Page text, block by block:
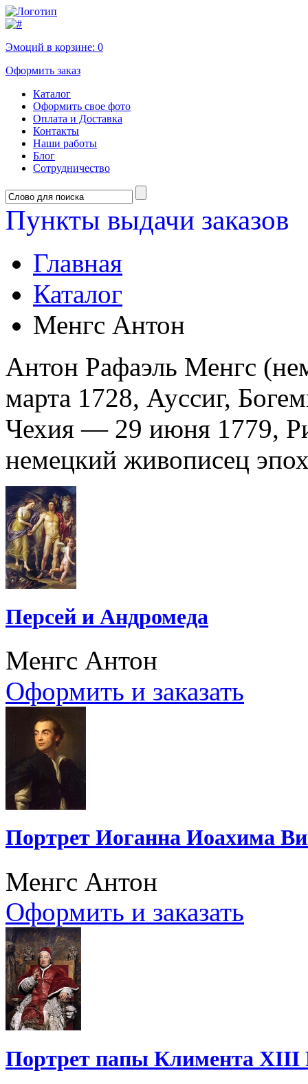
Эмоций в корзине: 0
Оформить заказ
Каталог
Оформить свое фото
Оплата и Доставка
Контакты
Наши работы
Блог
Сотрудничество
Пункты выдачи заказов
Главная
Каталог
Менгс Антон
Антон Рафаэль Менгс
марта 1728, Ауссиг,
Чехия — 29 июня 1779,
немецкий живописец
Персей и Андромеда
Менгс Антон
Оформить и заказать
Портрет Иоганна Иоахима
Менгс Антон
Оформить и заказать
Портрет папы Климента XIII